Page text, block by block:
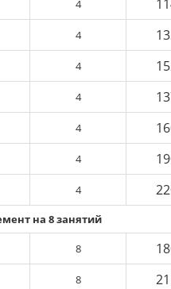
4
4
4
4
4
4
4
на 8 занятий
8
8